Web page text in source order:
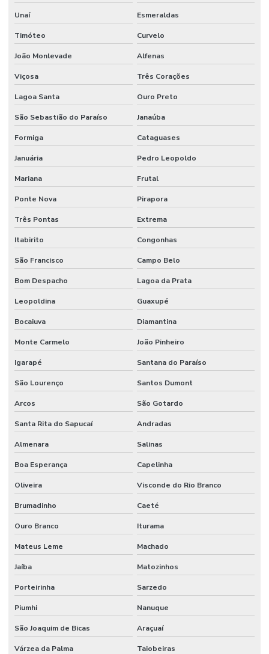
Movimentação de cargas industriais
Movimentação de cargas mecânicas
Movimentação de cargas pesadas
Movimentação de equipamentos
Movimentação de equipamentos industriais
Movimentação de equipamentos pesados
Movimentação de máquinas e equipamentos
Movimentação de máquinas pesadas
Obras de casas
Obras comerciais
Orçamento de obras industriais
Pintura industrial alta temperatura
Pintura industrial anticorrosiva
Pintura industrial de empresa
Pintura industrial de estruturas metálicas
Pintura predial externa
Pintura predial industrial
Pinturas industriais
Projeto de estrutura metálica para galpão
Projeto estrutural de galpão
Projeto estrutural galpão metálico
Remoção de equipamentos
Remoção de equipamentos pesados
Remoção industrial
Remoção de máquinas
Unaí Esmeraldas
Timóteo Curvelo
João Monlevade Alfenas
Viçosa Três Corações
Lagoa Santa Ouro Preto
São Sebastião do Paraíso Janaúba
Formiga Cataguases
Januária Pedro Leopoldo
Mariana Frutal
Ponte Nova Pirapora
Três Pontas Extrema
Itabirito Congonhas
São Francisco Campo Belo
Bom Despacho Lagoa da Prata
Leopoldina Guaxupé
Bocaiuva Diamantina
Monte Carmelo João Pinheiro
Igarapé Santana do Paraíso
São Lourenço Santos Dumont
Arcos São Gotardo
Santa Rita do Sapucaí Andradas
Almenara Salinas
Boa Esperança Capelinha
Oliveira Visconde do Rio Branco
Brumadinho Caeté
Ouro Branco Iturama
Mateus Leme Machado
Jaíba Matozinhos
Porteirinha Sarzedo
Piumhi Nanuque
São Joaquim de Bicas Araçuaí
Várzea da Palma Taiobeiras